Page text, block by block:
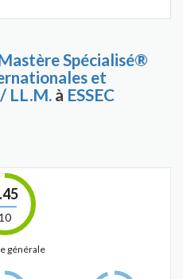
Spécialisé®
et
LL.M. à ESSEC
10
générale